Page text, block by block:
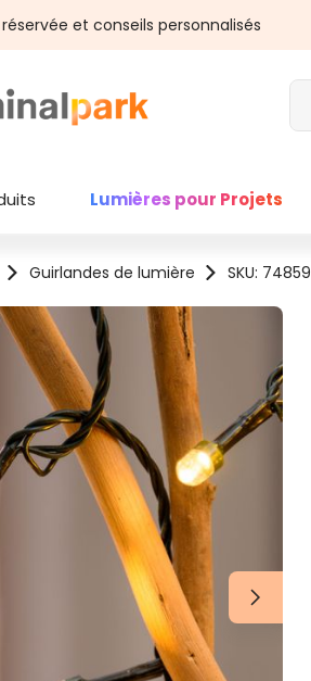
et conseils personnalisés
Lumières pour Projets
Guirlandes de lumière SKU: 74859